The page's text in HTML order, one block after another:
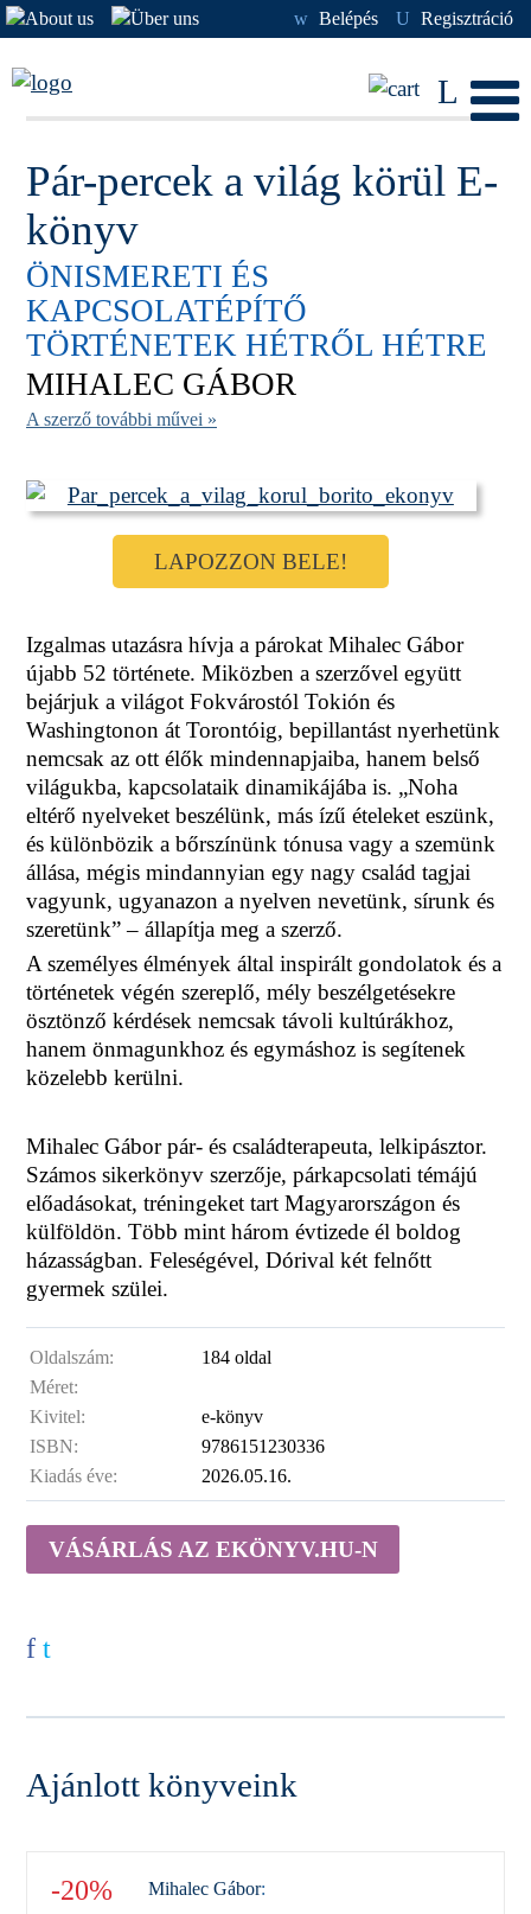
w Belépés U Regisztráció
L
Pár-percek a világ körül E-
könyv
ÖNISMERETI ÉS
KAPCSOLATÉPÍTŐ
TÖRTÉNETEK HÉTRŐL HÉTRE
MIHALEC GÁBOR
A szerző további művei »
LAPOZZON BELE!
Izgalmas utazásra hívja a párokat Mihalec Gábor
újabb 52 története. Miközben a szerzővel együtt
bejárjuk a világot Fokvárostól Tokión és
Washingtonon át Torontóig, bepillantást nyerhetünk
nemcsak az ott élők mindennapjaiba, hanem belső
világukba, kapcsolataik dinamikájába is. „Noha
eltérő nyelveket beszélünk, más ízű ételeket eszünk,
és különbözik a bőrszínünk tónusa vagy a szemünk
állása, mégis mindannyian egy nagy család tagjai
vagyunk, ugyanazon a nyelven nevetünk, sírunk és
szeretünk” – állapítja meg a szerző.
A személyes élmények által inspirált gondolatok és a
történetek végén szereplő, mély beszélgetésekre
ösztönző kérdések nemcsak távoli kultúrákhoz,
hanem önmagunkhoz és egymáshoz is segítenek
közelebb kerülni.
Mihalec Gábor pár- és családterapeuta, lelkipásztor.
Számos sikerkönyv szerzője, párkapcsolati témájú
előadásokat, tréningeket tart Magyarországon és
külföldön. Több mint három évtizede él boldog
házasságban. Feleségével, Dórival két felnőtt
gyermek szülei.
Oldalszám:
184 oldal
Méret:
Kivitel:
e-könyv
ISBN:
9786151230336
Kiadás éve:
2026.05.16.
VÁSÁRLÁS AZ EKÖNYV.HU-N
f t
Ajánlott könyveink
-20% Mihalec Gábor: